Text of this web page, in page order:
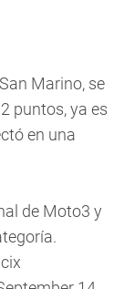
Marino, se
puntos, ya es
en una
de Moto3 y